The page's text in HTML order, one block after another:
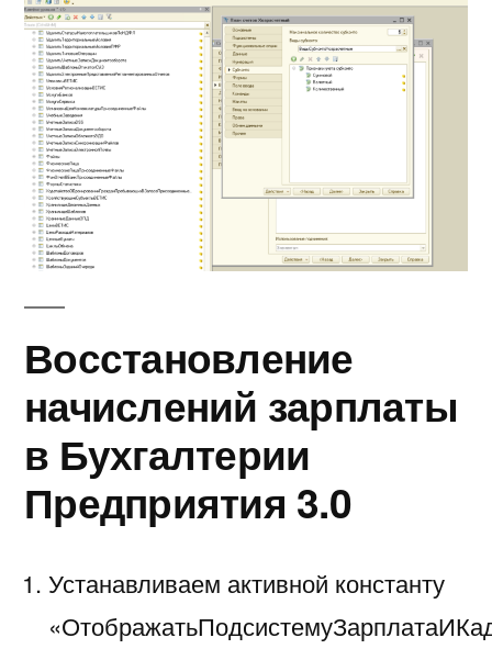
Восстановление
начислений зарплаты
в Бухгалтерии
Предприятия 3.0
Устанавливаем активной константу